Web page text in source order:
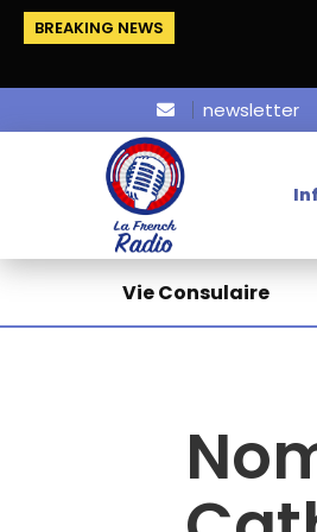
BREAKING NEWS
newsletter
Vie Consulaire